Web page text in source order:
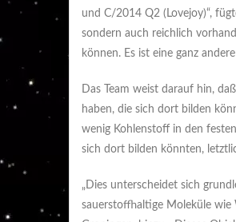
und C/2014 Q2 (Lovejoy)“,
sondern auch reichlich
können. Es ist eine ganz
Das Team weist darauf hin,
haben, die sich dort bilden
wenig Kohlenstoff in den
sich dort bilden könnten,
„Dies unterscheidet sich
sauerstoffhaltige Moleküle wie